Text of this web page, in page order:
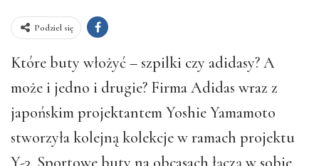
Podziel się
Które buty włożyć – szpilki czy adidasy? A
może i jedno i drugie? Firma Adidas wraz z
japońskim projektantem Yoshie Yamamoto
stworzyła kolejną kolekcje w ramach projektu